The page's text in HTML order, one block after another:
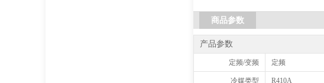
商品参数
产品参数
定频/变频 定频
冷媒类型 R410A